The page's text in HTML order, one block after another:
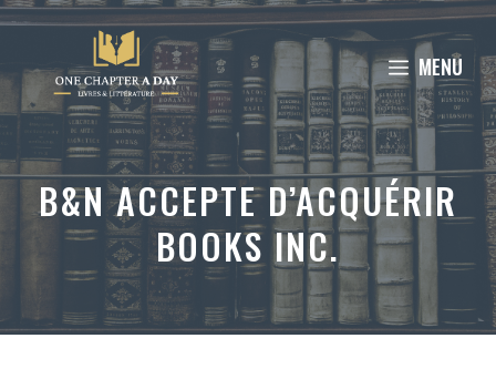
Aller
contenu
MENU
B&N ACCEPTE D’ACQUÉRIR
BOOKS INC.